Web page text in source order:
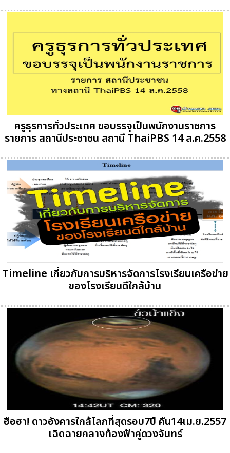
ครูธุรการทั่วประเทศ ขอบรรจุเป็นพนักงานราชการ
รายการ สถานีประชาชน สถานี ThaiPBS 14 ส.ค.2558
Timeline เกี่ยวกับการบริหารจัดการโรงเรียนเครือข่าย
ของโรงเรียนดีใกล้บ้าน
ฮือฮา! ดาวอังคารใกล้โลกที่สุดรอบ7ปี คืน14เม.ย.2557
เฉิดฉายกลางท้องฟ้าคู่ดวงจันทร์